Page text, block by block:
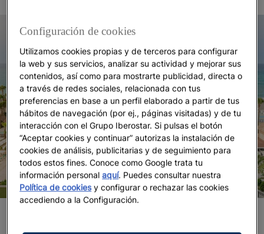
Configuración de cookies
Utilizamos cookies propias y de terceros para configurar
la web y sus servicios, analizar su actividad y mejorar sus
contenidos, así como para mostrarte publicidad, directa o
a través de redes sociales, relacionada con tus
preferencias en base a un perfil elaborado a partir de tus
hábitos de navegación (por ej., páginas visitadas) y de tu
interacción con el Grupo Iberostar. Si pulsas el botón
“Aceptar cookies y continuar” autorizas la instalación de
cookies de análisis, publicitarias y de seguimiento para
todos estos fines. Conoce como Google trata tu
información personalaquí. Puedes consultar nuestra
Política de cookiesy configurar o rechazar las cookies
accediendo a la Configuración.